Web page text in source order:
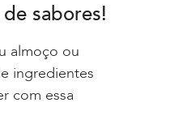
sabores!
almoço ou
ingredientes
com essa